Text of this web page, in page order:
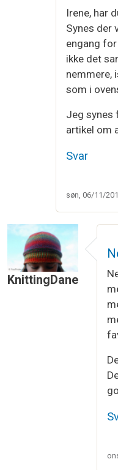
Irene, har
Synes der
engang
ikke det
nemmere,
som i
Jeg synes
artikel om
Svar
søn, 06/11/
KnittingDane